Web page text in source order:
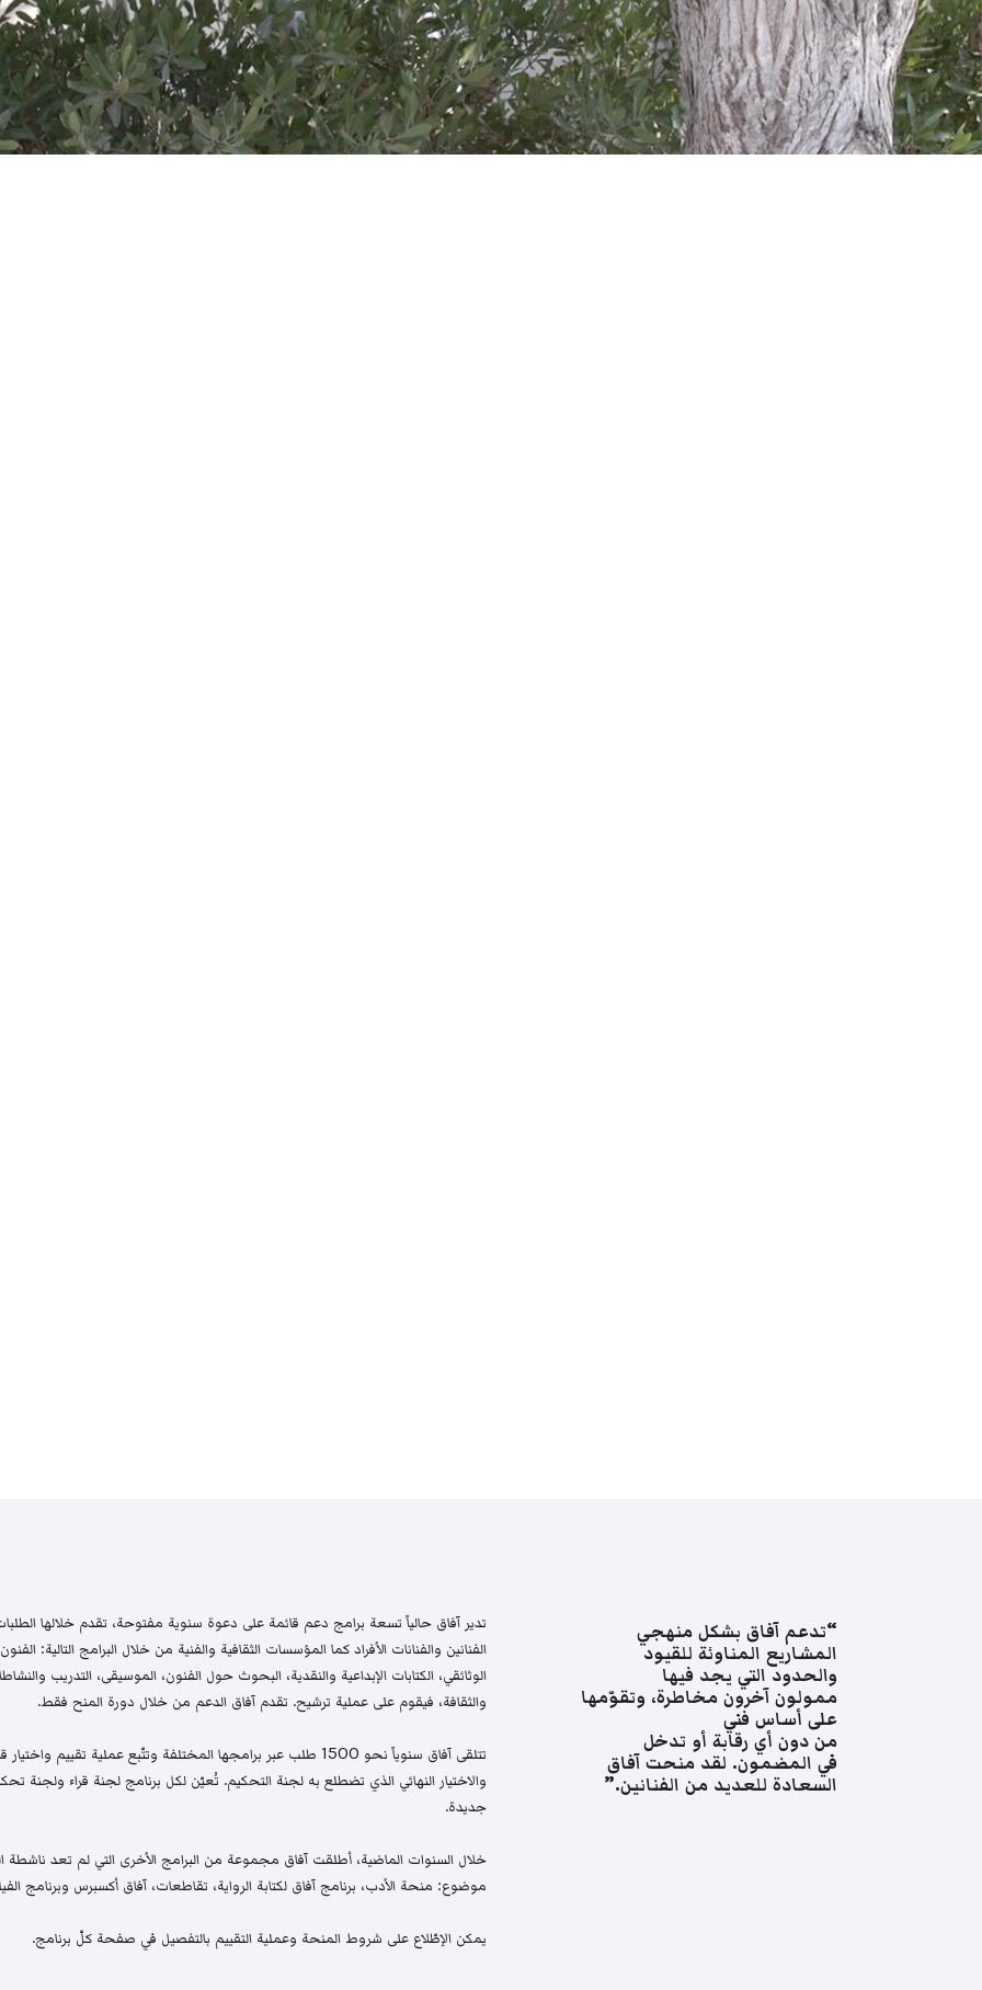
“تدعم آفاق بشكل منهجي
المشاريع المناوئة للقيود
والحدود التي يجد فيها
ممولون آخرون مخاطرة، وتقوّمها
على أساس فني
من دون أي رقابة أو تدخل
في المضمون. لقد منحت آفاق
السعادة للعديد من الفنانين.”
تدير آفاق حالياً تسعة برامج دعم قائمة على دعوة سنوية مفتوحة، تقدم خلالها
الفنانين والفنانات الأفراد كما المؤسسات الثقافية والفنية من خلال البرامج التالية:
الوثائقي، الكتابات الإبداعية والنقدية، البحوث حول الفنون، الموسيقى، التدريب
والثقافة، فيقوم على عملية ترشيح. تقدم آفاق الدعم من خلال دورة المنح فقط.
تتلقى آفاق سنوياً نحو 1500 طلب عبر برامجها المختلفة وتتّبع عملية
والاختيار النهائي الذي تضطلع به لجنة التحكيم. تُعيّن لكل برنامج لجنة قراء
جديدة.
خلال السنوات الماضية، أطلقت آفاق مجموعة من البرامج الأخرى التي لم تعد ناشطة
موضوع: منحة الأدب، برنامج آفاق لكتابة الرواية، تقاطعات، آفاق أكسبرس وبرنامج
يمكن الإطّلاع على شروط المنحة وعملية التقييم بالتفصيل في صفحة كلّ برنامج.